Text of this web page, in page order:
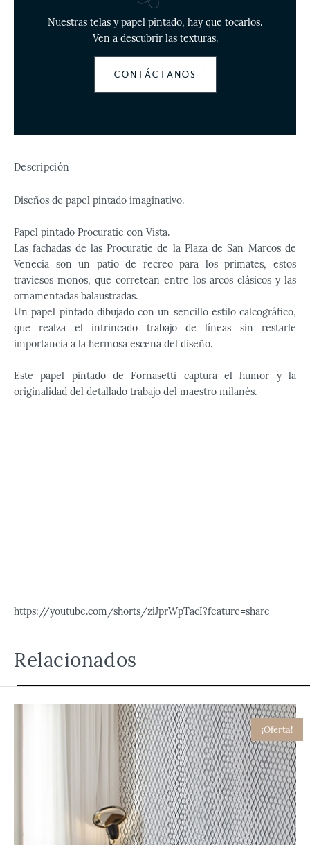
Nuestras telas y papel pintado, hay que tocarlos.
Ven a descubrir las texturas.
CONTÁCTANOS
Descripción
Diseños de papel pintado imaginativo.
Papel pintado Procuratie con Vista.
Las fachadas de las Procuratie de la Plaza de San Marcos de
Venecia son un patio de recreo para los primates, estos
traviesos monos, que corretean entre los arcos clásicos y las
ornamentadas balaustradas.
Un papel pintado dibujado con un sencillo estilo calcográfico,
que realza el intrincado trabajo de líneas sin restarle
importancia a la hermosa escena del diseño.
Este papel pintado de Fornasetti captura el humor y la
originalidad del detallado trabajo del maestro milanés.
https://youtube.com/shorts/ziJprWpTacI?feature=share
Relacionados
¡Oferta!